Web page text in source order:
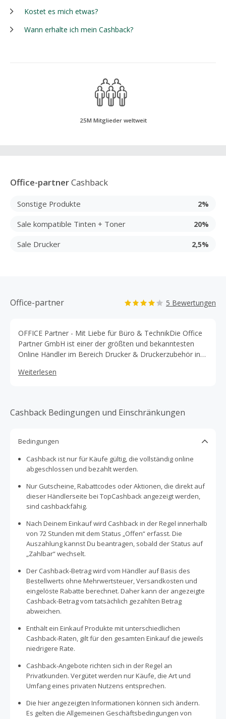
Kostet es mich etwas?
Wann erhalte ich mein Cashback?
25M Mitglieder weltweit
Office-partnerCashback
Sonstige Produkte 2%
Sale kompatible Tinten + Toner 20%
Sale Drucker 2,5%
Office-partner 5 Bewertungen
OFFICE Partner - Mit Liebe für Büro & TechnikDie Office
Partner GmbH ist einer der größten und bekanntesten
Online Händler im Bereich Drucker & Druckerzubehör in
Weiterlesen
Cashback Bedingungen und Einschränkungen
Bedingungen
Cashback ist nur für Käufe gültig, die vollständig online
abgeschlossen und bezahlt werden.
Nur Gutscheine, Rabattcodes oder Aktionen, die direkt auf
dieser Händlerseite bei TopCashback angezeigt werden,
sind cashbackfähig.
Nach Deinem Einkauf wird Cashback in der Regel innerhalb
von 72 Stunden mit dem Status „Offen“ erfasst. Die
Auszahlung kannst Du beantragen, sobald der Status auf
„Zahlbar“ wechselt.
Der Cashback-Betrag wird vom Händler auf Basis des
Bestellwerts ohne Mehrwertsteuer, Versandkosten und
eingelöste Rabatte berechnet. Daher kann der angezeigte
Cashback-Betrag vom tatsächlich gezahlten Betrag
abweichen.
Enthält ein Einkauf Produkte mit unterschiedlichen
Cashback-Raten, gilt für den gesamten Einkauf die jeweils
niedrigere Rate.
Cashback-Angebote richten sich in der Regel an
Privatkunden. Vergütet werden nur Käufe, die Art und
Umfang eines privaten Nutzens entsprechen.
Die hier angezeigten Informationen können sich ändern.
Es gelten die Allgemeinen Geschäftsbedingungen von